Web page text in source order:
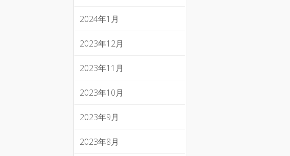
2024年1月
2023年12月
2023年11月
2023年10月
2023年9月
2023年8月